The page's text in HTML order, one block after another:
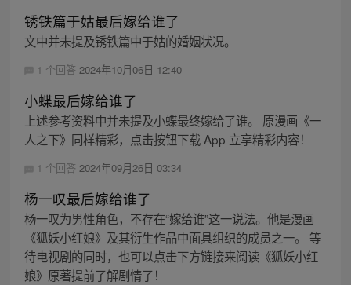
锈铁篇于姑最后嫁给谁了
文中并未提及锈铁篇中于姑的婚姻状况。
1 个回答 2024年10月06日 12:40
小蝶最后嫁给谁了
上述参考资料中并未提及小蝶最终嫁给了谁。 原漫画《一
人之下》同样精彩，点击按钮下载 App 立享精彩内容！
1 个回答 2024年09月26日 03:34
杨一叹最后嫁给谁了
杨一叹为男性角色，不存在“嫁给谁”这一说法。他是漫画
《狐妖小红娘》及其衍生作品中面具组织的成员之一。 等
待电视剧的同时，也可以点击下方链接来阅读《狐妖小红
娘》原著提前了解剧情了！